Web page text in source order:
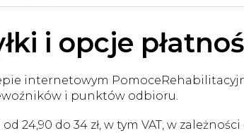
i opcje
internetowym
i punktów odbioru.
od 24,90 do 34 zł, w tym VAT, w